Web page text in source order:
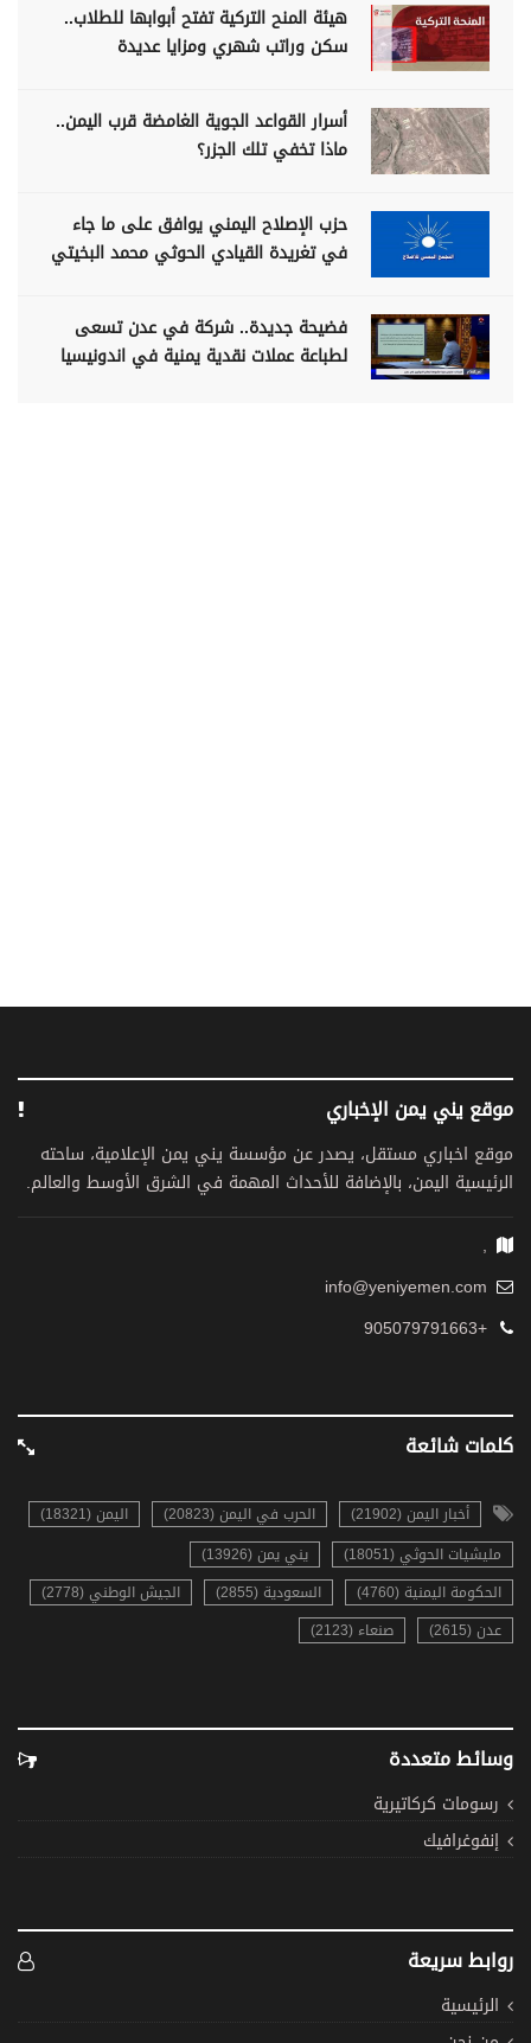
هيئة المنح التركية تفتح أبوابها للطلاب..
سكن وراتب شهري ومزايا عديدة
أسرار القواعد الجوية الغامضة قرب اليمن..
ماذا تخفي تلك الجزر؟
حزب الإصلاح اليمني يوافق على ما جاء
في تغريدة القيادي الحوثي محمد البخيتي
فضيحة جديدة.. شركة في عدن تسعى
لطباعة عملات نقدية يمنية في اندونيسيا
موقع يني يمن الإخباري
موقع اخباري مستقل، يصدر عن مؤسسة يني يمن الإعلامية، ساحته
الرئيسية اليمن، بالإضافة للأحداث المهمة في الشرق الأوسط والعالم.
,
info@yeniyemen.com
+905079791663
كلمات شائعة
أخبار اليمن (21902) الحرب في اليمن (20823)
اليمن (18321)
مليشيات الحوثي (18051)
يني يمن (13926)
الحكومة اليمنية (4760)
السعودية (2855)
الجيش الوطني (2778)
عدن (2615)
صنعاء (2123)
وسائط متعددة
رسومات كركاتيرية
إنفوغرافيك
روابط سريعة
الرئيسية